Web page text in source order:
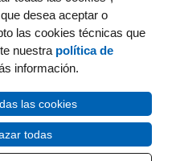
desea aceptar o
las cookies técnicas que
nuestra política de
información.
las cookies
todas